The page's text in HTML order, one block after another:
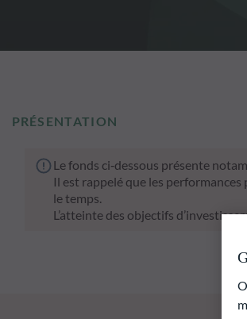
PRÉSENTATION
Le fonds ci‑dessous présente
Il est rappelé que les
le temps.
L’atteinte des objectifs